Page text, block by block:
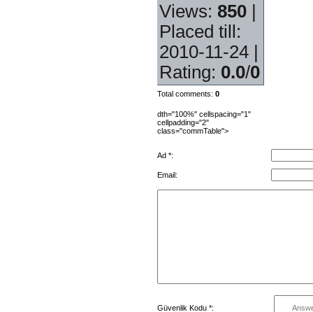
Views: 850 |
Placed till:
2010-11-24 |
Rating: 0.0/0
Total comments: 0
dth="100%" cellspacing="1"
cellpadding="2"
class="commTable">
Ad *:
Email:
Güvenlik Kodu *: